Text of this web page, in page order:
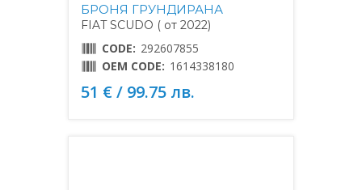
БРОНЯ ГРУНДИРАНА
FIAT SCUDO ( от 2022)
CODE: 292607855
OEM CODE: 1614338180
51 € / 99.75 лв.